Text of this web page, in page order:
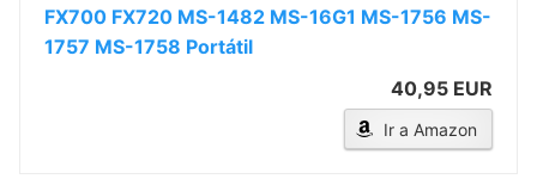
FX700 FX720 MS-1482 MS-16G1 MS-1756 MS-
1757 MS-1758 Portátil
40,95 EUR
Ir a Amazon